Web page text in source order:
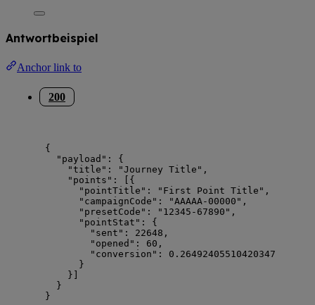
Antwortbeispiel
Anchor link to
200
{
"payload" : {
"title" : "Journey Title " ,
"points" : [{
"pointTitle" : " First Point Title " ,
"campaignCode" : "AAAAA-00000 " ,
"presetCode" : " 12345-67890 " ,
"pointStat" : {
"sent" : 22648 ,
"opened" : 60 ,
"conversion" : 0.26492405510420347
}
}]
}
}